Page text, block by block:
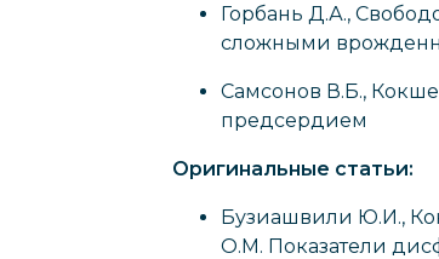
Горбань Д.А.,
сложными
Самсонов В.Б.,
предсердием
Оригинальные статьи:
Бузиашвили Ю.И.,
О.М. Показатели